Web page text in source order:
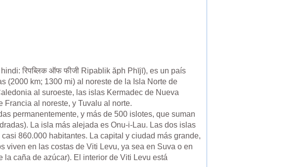
रिपब्लिक ऑफ फीजी Ripablik ăph Phījī), es un país
(2000 km; 1300 mi) al noreste de la Isla Norte de
al suroeste, las islas Kermadec de Nueva
Francia al noreste, y Tuvalu al norte.
permanentemente, y más de 500 islotes, que suman
La isla más alejada es Onu-i-Lau. Las dos islas
860.000 habitantes. La capital y ciudad más grande,
viven en las costas de Viti Levu, ya sea en Suva o en
caña de azúcar). El interior de Viti Levu está